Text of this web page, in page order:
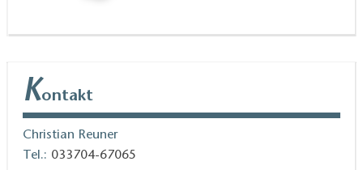
Kontakt
Christian Reuner
Tel.: 033704-67065